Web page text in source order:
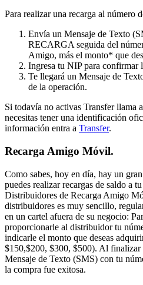
Para realizar una recarga al número
Envía un Mensaje de Texto
RECARGA seguida del
Amigo, más el monto* que
Ingresa tu NIP para confirmar
Te llegará un Mensaje de
de la operación.
Si todavía no activas Transfer llama
necesitas tener una identificación
información entra a Transfer.
Recarga Amigo Móvil.
Como sabes, hoy en día, hay un
puedes realizar recargas de saldo a
Distribuidores de Recarga Amigo
distribuidores es muy sencillo,
en un cartel afuera de su negocio:
proporcionarle al distribuidor tu
indicarle el monto que deseas
$150,$200, $300, $500). Al finalizar
Mensaje de Texto (SMS) con tu
la compra fue exitosa.